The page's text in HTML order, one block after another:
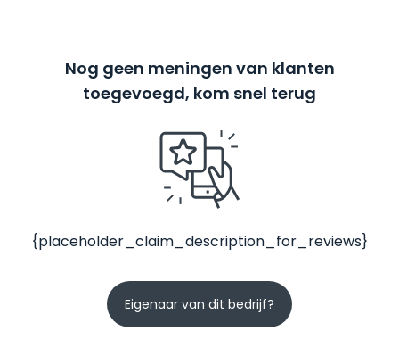
Nog geen meningen van klanten
toegevoegd, kom snel terug
{placeholder_claim_description_for_reviews}
Eigenaar van dit bedrijf?